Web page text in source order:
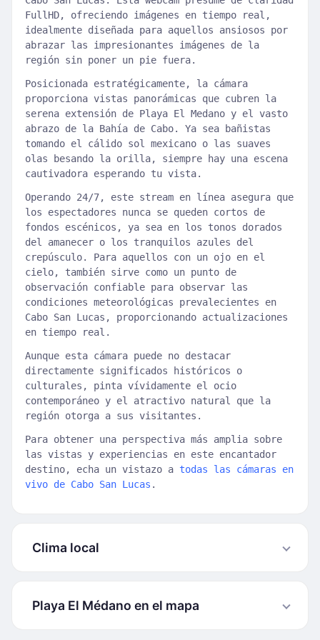
FullHD, ofreciendo imágenes en tiempo real,
idealmente diseñada para aquellos ansiosos por
abrazar las impresionantes imágenes de la
región sin poner un pie fuera.
Posicionada estratégicamente, la cámara
proporciona vistas panorámicas que cubren la
serena extensión de Playa El Medano y el vasto
abrazo de la Bahía de Cabo. Ya sea bañistas
tomando el cálido sol mexicano o las suaves
olas besando la orilla, siempre hay una escena
cautivadora esperando tu vista.
Operando 24/7, este stream en línea asegura que
los espectadores nunca se queden cortos de
fondos escénicos, ya sea en los tonos dorados
del amanecer o los tranquilos azules del
crepúsculo. Para aquellos con un ojo en el
cielo, también sirve como un punto de
observación confiable para observar las
condiciones meteorológicas prevalecientes en
Cabo San Lucas, proporcionando actualizaciones
en tiempo real.
Aunque esta cámara puede no destacar
directamente significados históricos o
culturales, pinta vívidamente el ocio
contemporáneo y el atractivo natural que la
región otorga a sus visitantes.
Para obtener una perspectiva más amplia sobre
las vistas y experiencias en este encantador
destino, echa un vistazo a todas las cámaras en
vivo de Cabo San Lucas .
Clima local
Playa El Médano en el mapa